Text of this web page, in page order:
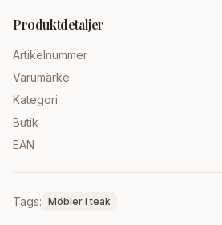
Produktdetaljer
Artikelnummer
Varumärke
Kategori
Butik
EAN
Tags: Möbler i teak